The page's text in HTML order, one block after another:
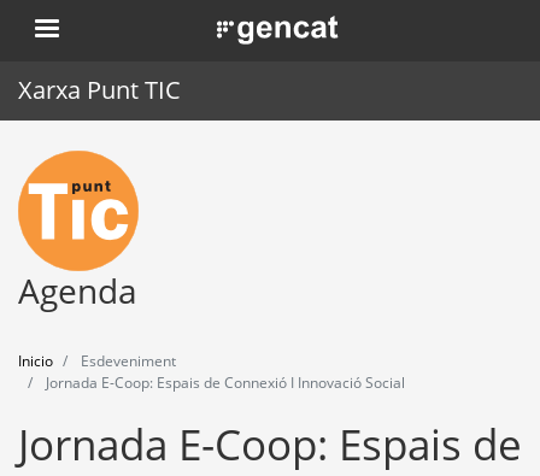
Pasar
al
. Obre en una nova finestra.
Xarxa Punt TIC
Inicio
Punt TIC
Actualidad
Formación
Herramientas
Agenda
Inicio
Esdeveniment
Jornada E-Coop: Espais de Connexió I Innovació Social
Jornada E-Coop: Espais de